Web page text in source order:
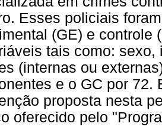
Esses policiais
(GE) e controle
tais como:
(internas ou
e o GC por 72.
proposta nesta
oferecido pelo